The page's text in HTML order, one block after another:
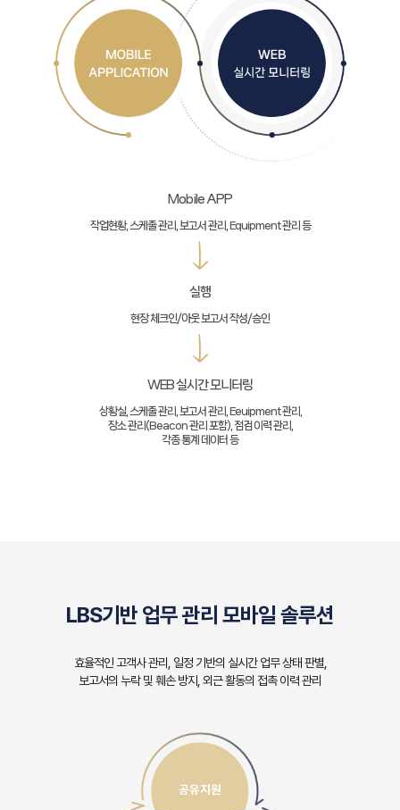
Mobile APP
작업현황, 스케줄 관리, 보고서 관리, Equipment 관리 등
실행
현장 체크인/아웃 보고서 작성/승인
WEB 실시간 모니터링
상황실, 스케줄 관리, 보고서 관리, Eeuipment 관리,
장소 관리(Beacon 관리 포함), 점검 이력 관리,
각종 통계 데이터 등
LBS기반 업무 관리 모바일 솔루션
효율적인 고객사 관리, 일정 기반의 실시간 업무 상태 판별,
보고서의 누락 및 훼손 방지, 외근 활동의 접촉 이력 관리
공유지원